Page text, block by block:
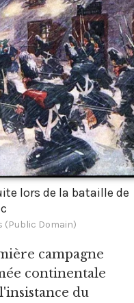
lors de la bataille de
(Public Domain)
campagne
continentale
du